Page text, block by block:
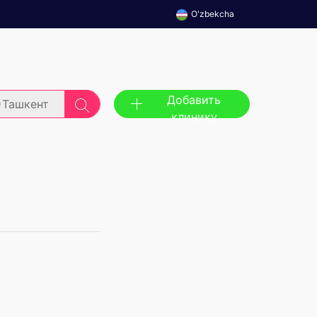
O'zbekcha
Ташкент
Добавить
клинику